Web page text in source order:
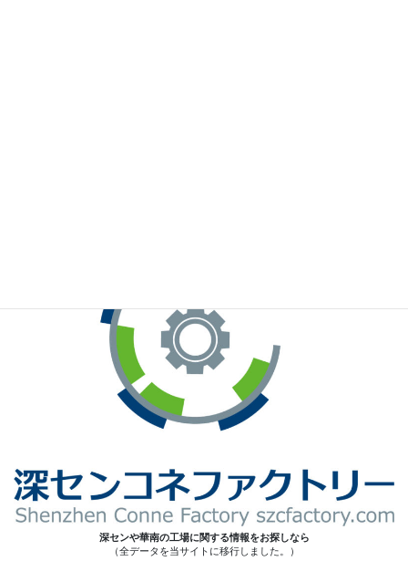
深センや華南の工場に関する情報をお探しなら
（全データを当サイトに移行しました。）